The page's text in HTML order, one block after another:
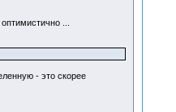
...
- это скорее